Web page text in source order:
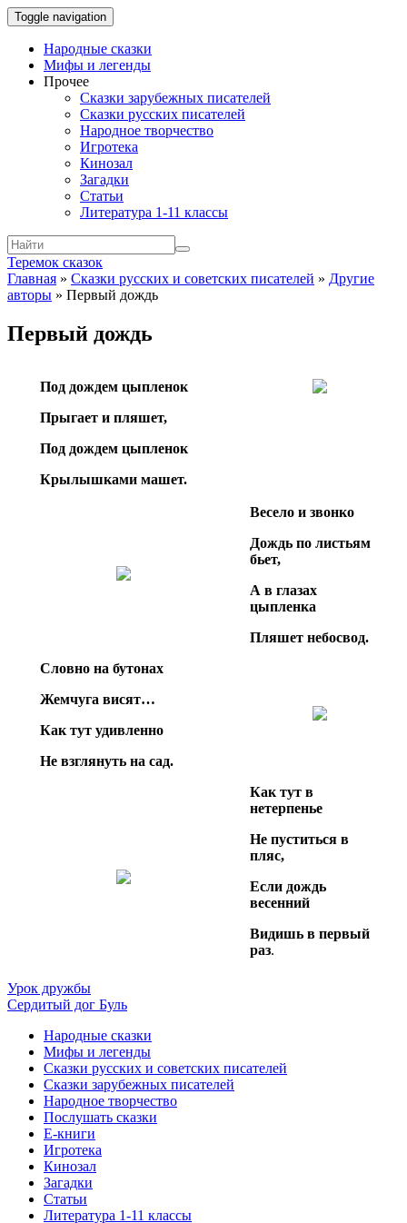
Toggle navigation
Народные сказки
Мифы и легенды
Прочее
Сказки зарубежных писателей
Сказки русских писателей
Народное творчество
Игротека
Кинозал
Загадки
Статьи
Литература 1-11 классы
Теремок сказок
Главная » Сказки русских и советских писателей » Другие
авторы » Первый дождь
Первый дождь
Под дождем цыпленок
Прыгает и пляшет,
Под дождем цыпленок
Крылышками машет.
Весело и звонко
Дождь по листьям
бьет,
А в глазах
цыпленка
Пляшет небосвод.
Словно на бутонах
Жемчуга висят…
Как тут удивленно
Не взглянуть на сад.
Как тут в
нетерпенье
Не пуститься в
пляс,
Если дождь
весенний
Видишь в первый
раз.
Урок дружбы
Сердитый дог Буль
Народные сказки
Мифы и легенды
Сказки русских и советских писателей
Сказки зарубежных писателей
Народное творчество
Послушать сказки
Е-книги
Игротека
Кинозал
Загадки
Статьи
Литература 1-11 классы